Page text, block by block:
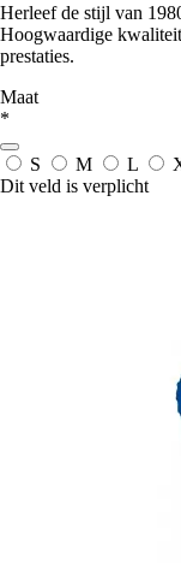
Herleef de stijl van
Hoogwaardige
prestaties.
Maat
*
S M L
Dit veld is verplicht